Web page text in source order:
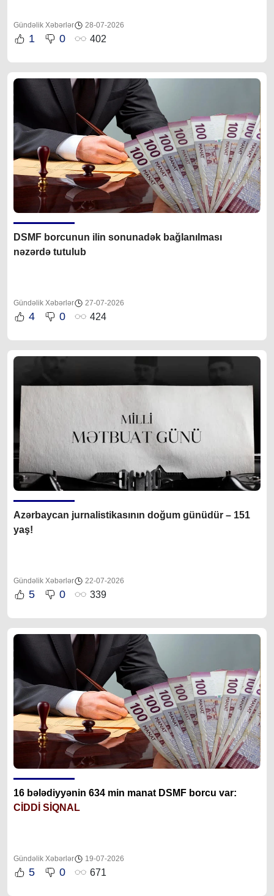
Gündəlik Xəbərlər 28-07-2026
1 0 402
DSMF borcunun ilin sonunadək bağlanılması
nəzərdə tutulub
Gündəlik Xəbərlər 27-07-2026
4 0 424
Azərbaycan jurnalistikasının doğum günüdür – 151
yaş!
Gündəlik Xəbərlər 22-07-2026
5 0 339
16 bələdiyyənin 634 min manat DSMF borcu var:
CİDDİ SİQNAL
Gündəlik Xəbərlər 19-07-2026
5 0 671